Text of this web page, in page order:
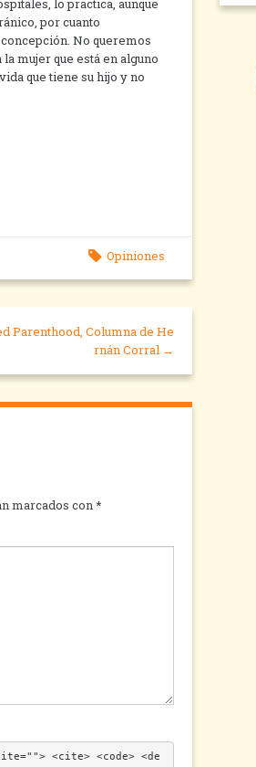
lo practica, aunque
por cuanto
No queremos
mujer que está en alguno
que tiene su hijo y no
Opiniones
Parenthood, Columna de He
rnán Corral →
marcados con*
<cite> <code> <de